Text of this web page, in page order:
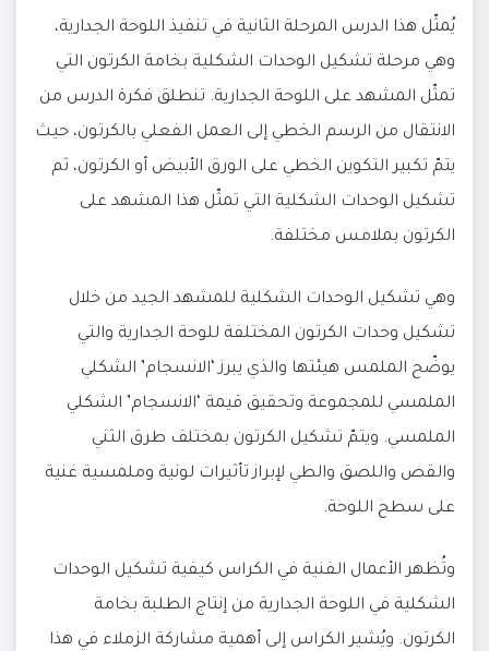
يُمثّل هذا الدرس المرحلة الثانية في تنفيذ اللوحة الجدارية،
وهي مرحلة تشكيل الوحدات الشكلية بخامة الكرتون التي
تمثّل المشهد على اللوحة الجدارية. تنطلق فكرة الدرس من
الانتقال من الرسم الخطي إلى العمل الفعلي بالكرتون، حيث
يتمّ تكبير التكوين الخطي على الورق الأبيض أو الكرتون، ثم
تشكيل الوحدات الشكلية التي تمثّل هذا المشهد على
الكرتون بملامس مختلفة.
وهي تشكيل الوحدات الشكلية للمشهد الجيد من خلال
تشكيل وحدات الكرتون المختلفة للوحة الجدارية والتي
يوضّح الملمس هيئتها والذي يبرز ‘الانسجام’ الشكلي
الملمسي للمجموعة وتحقيق قيمة ‘الانسجام’ الشكلي
الملمسي. ويتمّ تشكيل الكرتون بمختلف طرق الثني
والقص واللصق والطي لإبراز تأثيرات لونية وملمسية غنية
على سطح اللوحة.
وتُظهر الأعمال الفنية في الكراس كيفية تشكيل الوحدات
الشكلية في اللوحة الجدارية من إنتاج الطلبة بخامة
الكرتون. ويُشير الكراس إلى أهمية مشاركة الزملاء في هذا